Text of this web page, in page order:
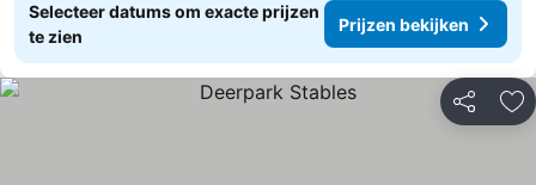
Selecteer datums om exacte prijzen
te zien
Prijzen bekijken
Delen